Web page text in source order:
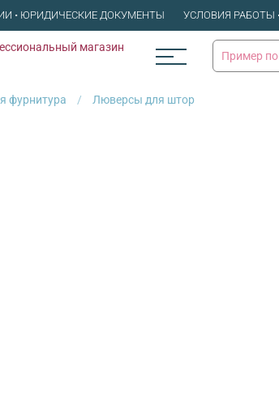
• ЮРИДИЧЕСКИЕ ДОКУМЕНТЫ УСЛОВИЯ РАБОТЫ
фурнитура Люверсы для штор